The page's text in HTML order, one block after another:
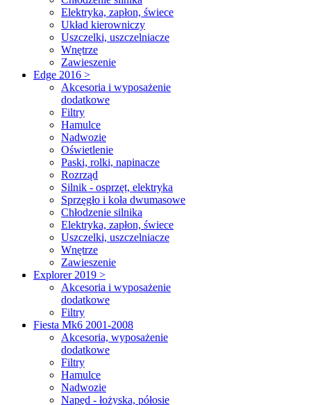
Elektryka, zapłon, świece
Układ kierowniczy
Uszczelki, uszczelniacze
Wnętrze
Zawieszenie
Edge 2016 >
Akcesoria i wyposażenie
dodatkowe
Filtry
Hamulce
Nadwozie
Oświetlenie
Paski, rolki, napinacze
Rozrząd
Silnik - osprzęt, elektryka
Sprzęgło i koła dwumasowe
Chłodzenie silnika
Elektryka, zapłon, świece
Uszczelki, uszczelniacze
Wnętrze
Zawieszenie
Explorer 2019 >
Akcesoria i wyposażenie
dodatkowe
Filtry
Fiesta Mk6 2001-2008
Akcesoria, wyposażenie
dodatkowe
Filtry
Hamulce
Nadwozie
Napęd - łożyska, półosie